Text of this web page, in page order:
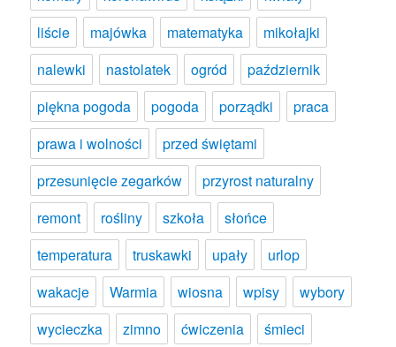
liście
majówka matematyka
mikołajki
nalewki
nastolatek ogród
październik
piękna pogoda
pogoda porządki
praca
prawa i wolności
przed świętami
przesunięcie zegarków
przyrost naturalny
remont
rośliny szkoła
słońce
temperatura
truskawki upały
urlop
wakacje
Warmia wiosna wpisy
wybory
wycieczka
zimno ćwiczenia
śmieci